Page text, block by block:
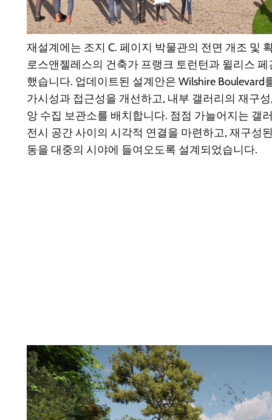
재설계에는 조지 C. 페이지 박물관의 전면 개조 및
로스앤젤레스의 건축가 프랭크 토런턴과 윌리스 페
했습니다. 업데이트된 설계안은 Wilshire
가시성과 접근성을 개선하고, 내부 갤러리의 재구
앙 수집 보관소를 배치합니다. 점점 가늘어지는 갤
전시 공간 사이의 시각적 연결을 마련하고, 재구성
동을 대중의 시야에 들여오도록 설계되었습니다.